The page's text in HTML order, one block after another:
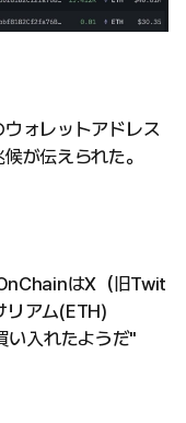
ォレットアドレス
が伝えられた。
はX（旧Twit
リアム(ETH)
い入れたようだ"